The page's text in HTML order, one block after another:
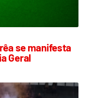
se manifesta
Geral